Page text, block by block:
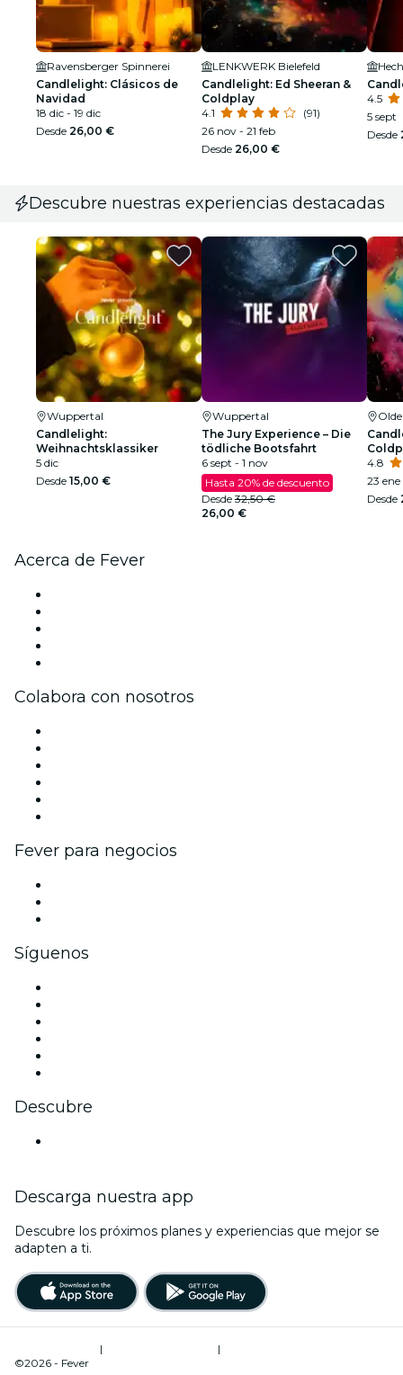
Ravensberger Spinnerei
Candlelight: Clásicos de
Navidad
18 dic - 19 dic
Desde 26,00 €
LENKWERK Bielefeld
Candlelight: Ed Sheeran &
Coldplay
4.1
(91)
26 nov - 21 feb
Desde 26,00 €
4.5
5 sept
Desde
Descubre nuestras experiencias destacadas
Wuppertal
Candlelight:
Weihnachtsklassiker
5 dic
Desde 15,00 €
Wuppertal
The Jury Experience – Die
tödliche Bootsfahrt
6 sept - 1 nov
Hasta 20% de descuento
Desde 32,50 €
26,00 €
4.8
23
Desde
Acerca de Fever
Colabora con nosotros
Fever para negocios
Síguenos
Descubre
Descarga nuestra app
Descubre los próximos planes y experiencias que mejor se
adapten a ti.
| |
©2026 - Fever